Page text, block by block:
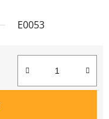
E0053